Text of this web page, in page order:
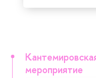
мероприятие